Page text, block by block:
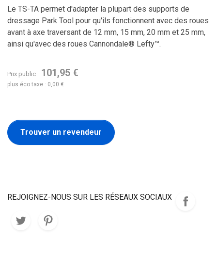
Le TS-TA permet d'adapter la plupart des supports de
dressage Park Tool pour qu'ils fonctionnent avec des roues
avant à axe traversant de 12 mm, 15 mm, 20 mm et 25 mm,
ainsi qu'avec des roues Cannondale® Lefty™.
Prix public 101,95 €
plus éco taxe : 0,00 €
Trouver un revendeur
REJOIGNEZ-NOUS SUR LES RÉSEAUX SOCIAUX